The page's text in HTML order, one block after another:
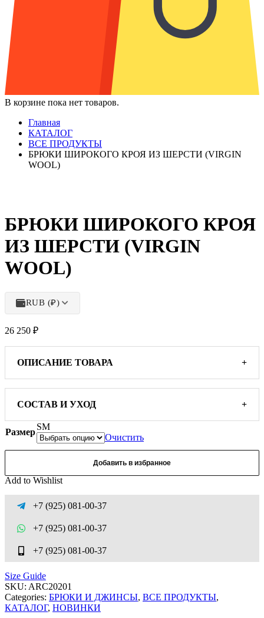
В корзине пока нет товаров.
Главная
КАТАЛОГ
ВСЕ ПРОДУКТЫ
БРЮКИ ШИРОКОГО КРОЯ ИЗ ШЕРСТИ (VIRGIN
WOOL)
БРЮКИ ШИРОКОГО КРОЯ
ИЗ ШЕРСТИ (VIRGIN
WOOL)
RUB (₽)
26 250 ₽
ОПИСАНИЕ ТОВАРА +
СОСТАВ И УХОД +
Размер
SM
Очистить
Добавить в избранное
Add to Wishlist
+7 (925) 081-00-37
+7 (925) 081-00-37
+7 (925) 081-00-37
Size Guide
SKU: ARC20201
Categories: БРЮКИ И ДЖИНСЫ, ВСЕ ПРОДУКТЫ,
КАТАЛОГ, НОВИНКИ